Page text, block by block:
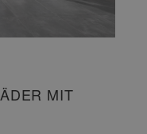
MIT